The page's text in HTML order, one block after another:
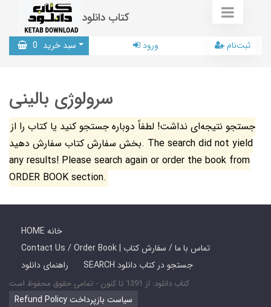
کتاب دانلود
سبد خرید 0 ورود ثبت‌نام
سرولوژی بالینی
جستجو نتیجه‌ای نداشت! لطفاً دوباره جستجو کنید یا کتاب را از
بخش سفارش کتاب سفارش دهید. The search did not yield
any results! Please search again or order the book from
ORDER BOOK section.
HOME خانه
Contact Us / Order Book | تماس با ما / سفارش کتاب
راهنمای دانلود
SEARCH جستجو در کتاب دانلود
کتاب دانلود: از 1391 تا کنون - تمامی حقوق محفوظ است
Refund Policy سیاست بازپرداخت